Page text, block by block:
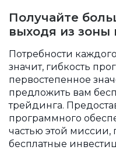
Получайте
выходя из зоны
Потребности
значит, гибкость
первостепенное
предложить вам
трейдинга.
программного
частью этой миссии,
бесплатные